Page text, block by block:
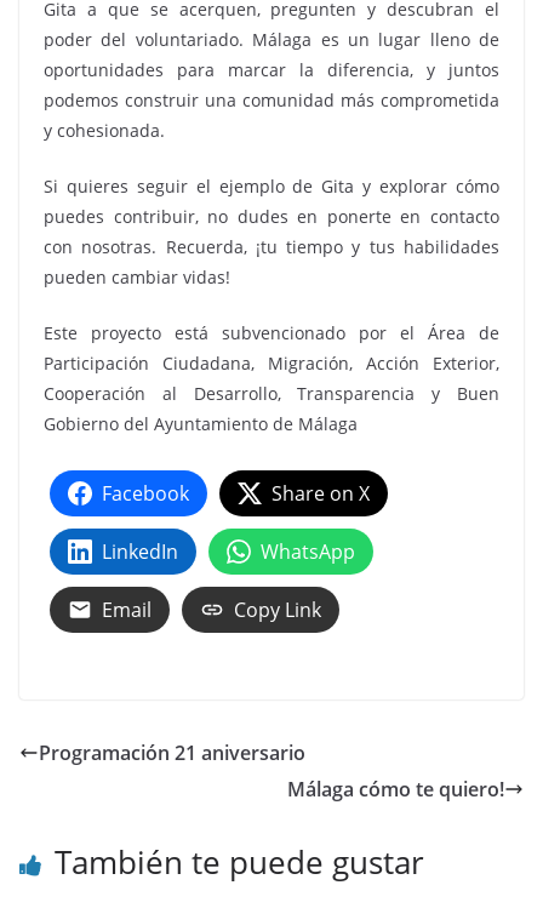
Gita a que se acerquen, pregunten y descubran el
poder del voluntariado. Málaga es un lugar lleno de
oportunidades para marcar la diferencia, y juntos
podemos construir una comunidad más comprometida
y cohesionada.
Si quieres seguir el ejemplo de Gita y explorar cómo
puedes contribuir, no dudes en ponerte en contacto
con nosotras. Recuerda, ¡tu tiempo y tus habilidades
pueden cambiar vidas!
Este proyecto está subvencionado por el Área de
Participación Ciudadana, Migración, Acción Exterior,
Cooperación al Desarrollo, Transparencia y Buen
Gobierno del Ayuntamiento de Málaga
Facebook Share on X
LinkedIn WhatsApp
Email Copy Link
Programación 21 aniversario
Málaga cómo te quiero!
También te puede gustar